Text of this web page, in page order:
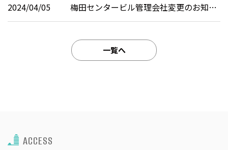
2024/04/05
梅田センタービル管理会社変更のお知らせ
一覧へ
ACCESS